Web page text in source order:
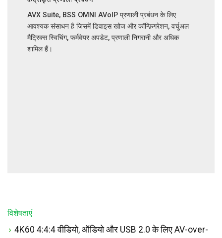
AVX Suite, BSS OMNI AVoIP प्रणाली प्रबंधन के लिए
आवश्यक संसाधन है जिसमें डिवाइस खोज और कॉन्फ़िगरेशन, वर्चुअल
मैट्रिक्स स्विचिंग, फर्मवेयर अपडेट, प्रणाली निगरानी और अधिक
शामिल हैं।
विशेषताएं
4K60 4:4:4 वीडियो, ऑडियो और USB 2.0 के लिए AV-over-